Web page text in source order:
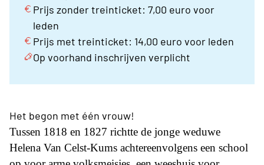
Prijs zonder treinticket: 7,00 euro voor
leden
Prijs met treinticket: 14,00 euro voor leden
Op voorhand inschrijven verplicht
Het begon met één vrouw!
Tussen 1818 en 1827 richtte de jonge weduwe
Helena Van Celst-Kums achtereenvolgens een school